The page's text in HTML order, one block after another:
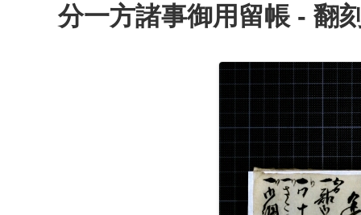
分一方諸事御用留帳 - 翻